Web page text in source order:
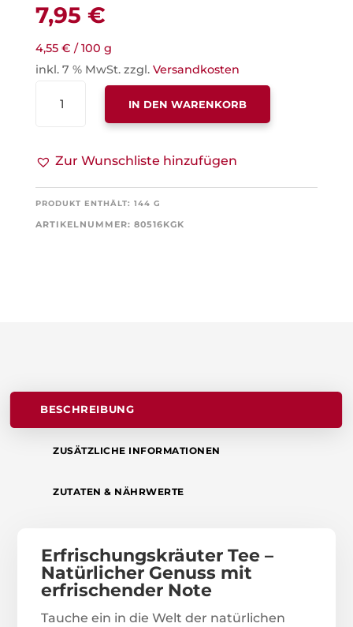
7,95 €
4,55 € / 100 g
inkl. 7 % MwSt. zzgl. Versandkosten
ERFRISCHUNGSKRÄUTER
MENGE
IN DEN WARENKORB
Zur Wunschliste hinzufügen
PRODUKT ENTHÄLT: 144 G
ARTIKELNUMMER: 80516KGK
BESCHREIBUNG
ZUSÄTZLICHE INFORMATIONEN
ZUTATEN & NÄHRWERTE
Erfrischungskräuter Tee –
Natürlicher Genuss mit
erfrischender Note
Tauche ein in die Welt der natürlichen